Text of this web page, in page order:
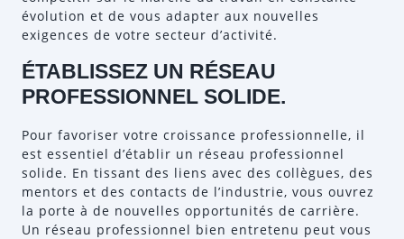
évolution et de vous adapter aux nouvelles
exigences de votre secteur d’activité.
ÉTABLISSEZ UN RÉSEAU
PROFESSIONNEL SOLIDE.
Pour favoriser votre croissance professionnelle, il
est essentiel d’établir un réseau professionnel
solide. En tissant des liens avec des collègues, des
mentors et des contacts de l’industrie, vous ouvrez
la porte à de nouvelles opportunités de carrière.
Un réseau professionnel bien entretenu peut vous